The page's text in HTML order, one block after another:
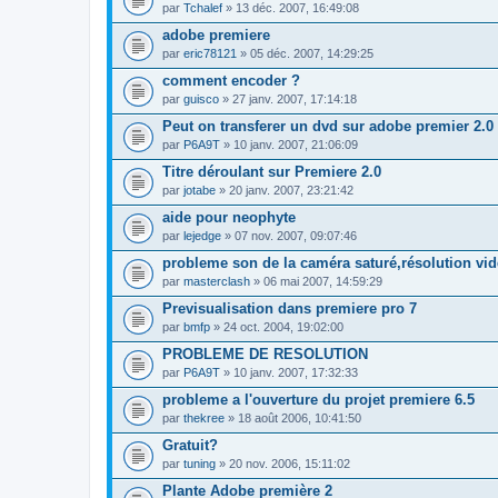
par Tchalef » 13 déc. 2007, 16:49:08
adobe premiere
par eric78121 » 05 déc. 2007, 14:29:25
comment encoder ?
par guisco » 27 janv. 2007, 17:14:18
Peut on transferer un dvd sur adobe premier 2.0
par P6A9T » 10 janv. 2007, 21:06:09
Titre déroulant sur Premiere 2.0
par jotabe » 20 janv. 2007, 23:21:42
aide pour neophyte
par lejedge » 07 nov. 2007, 09:07:46
probleme son de la caméra saturé,résolution
par masterclash » 06 mai 2007, 14:59:29
Previsualisation dans premiere pro 7
par bmfp » 24 oct. 2004, 19:02:00
PROBLEME DE RESOLUTION
par P6A9T » 10 janv. 2007, 17:32:33
probleme a l'ouverture du projet premiere 6.5
par thekree » 18 août 2006, 10:41:50
Gratuit?
par tuning » 20 nov. 2006, 15:11:02
Plante Adobe première 2